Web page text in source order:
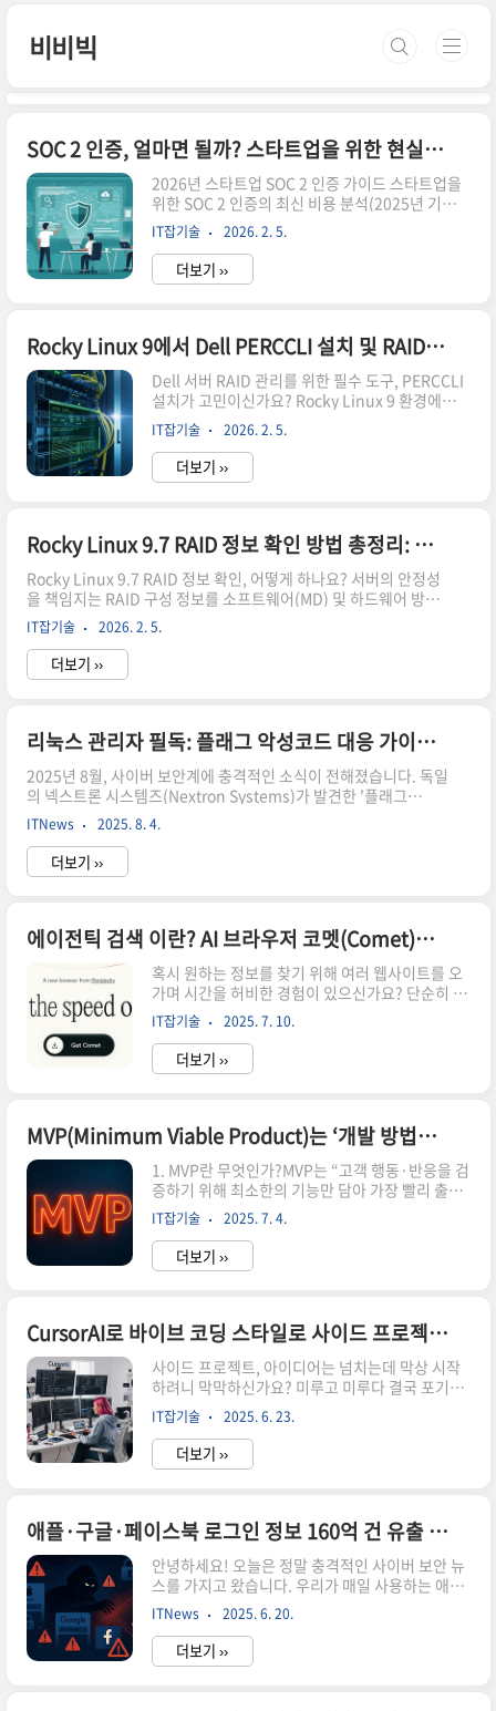
비비빅
SOC 2 인증, 얼마면 될까? 스타트업을 위한 현실적인 비용 가이드
2026년 스타트업 SOC 2 인증 가이드 스타트업을
위한 SOC 2 인증의 최신 비용 분석(2025년 기준)
부터 Type 1과 Type 2의 차이, 그리고 단계별 준
비 절차까지! 복잡한 인증 과정을 명쾌하게 정리해
드립니다. 비용은 아끼고 신뢰는 높이는 전략을 확
인하세요! "엔터프라이즈 고객사가 SOC 2 리포트
겪는 현실적인 고민입니다. SOC 2 인증은 이제 단
순한 보안 옵션이 아니라, B2B 비즈니스의 필수 생
존 요건이 되어가고 있죠. 하지만 수천만 원에 달하
는 비용과 복잡한 절차 때문에 망설여지는 것도 사
실이에요. 이 글에서는 2025년 최신 데이터를 바탕
으로 스타트업에 최적화된 인증 비용과 효율적인
절..
IT잡기술 2026. 2. 5.
더보기 ››
Rocky Linux 9에서 Dell PERCCLI 설치 및 RAID 상태 완벽 확인법
Dell 서버 RAID 관리를 위한 필수 도구, PERCCLI
설치가 고민이신가요? Rocky Linux 9 환경에서
최신 PERCCLI를 설치하고 RAID 구성을 완벽하게
확인하는 방법을 상세히 정리해 드립니다.서버를
운영하다 보면 OS 상에서 하드웨어 RAID 상태를
급하게 확인해야 할 때가 참 많죠. 저도 처음에는 바
되더라고요! 특히 최신 Rocky Linux 9.7 환경에서
도 아주 안정적으로 작동하니 걱정 마세요. 이번 글
을 통해 설치부터 실전 명령어까지 한 번에 마스터
해 보시죠! 😊 PERCCLI 다운로드 및 준비 🤔
PERCCLI는 Dell PowerEdge 서버의 RAID 컨트
롤러를 명령줄..
IT잡기술 2026. 2. 5.
더보기 ››
Rocky Linux 9.7 RAID 정보 확인 방법 총정리: 소프트웨어 및 하드웨어 방식
Rocky Linux 9.7 RAID 정보 확인, 어떻게 하나요? 서버의 안정성
을 책임지는 RAID 구성 정보를 소프트웨어(MD) 및 하드웨어 방식
별로 완벽하게 확인하는 명령어를 정리해 드립니다. 서버 장애에 대
비한 필수 체크리스트를 확인해 보세요!솔직히 서버 관리하면서 가
장 식은땀이 나는 순간은 언제일까요? 제 생각엔 아무런 예고 없이
디스크에 불이 들어오거나, 레이드(RAID) 상태가 불안정하다는 로
생했던 기억이 있거든요.안정적인 서비스를 위해 사용되는 Rocky
Linux 9.7에서 RAID 정보를 확인하는 방법은 크게 소프트웨어 방
식(MD RAID)과 하드웨어..
IT잡기술 2026. 2. 5.
더보기 ››
리눅스 관리자 필독: 플래그 악성코드 대응 가이드 2025
2025년 8월, 사이버 보안계에 충격적인 소식이 전해졌습니다. 독일
의 넥스트론 시스템즈(Nextron Systems)가 발견한 '플래그
(Plague)' 악성코드가 66개의 모든 백신 프로그램을 우회하며 리
눅스 서버를 침투하고 있다는 것입니다. 더욱 놀라운 사실은 이 악
성코드가 2024년 7월부터 바이러스토탈에 올라와 있었지만, 1년
간 단 한 번도 탐지되지 않았다는 점입니다. 리눅스 관리자라면 누
자플래그 악성코드는 PAM(Pluggable Authentication
Modules) 백도어로 작동합니다. PAM은 리눅스 시스템에서 인증
을 담당하는 핵심 모듈인데, 플래그는 정상..
ITNews 2025. 8. 4.
더보기 ››
에이전틱 검색 이란? AI 브라우저 코멧(Comet)이 가져올 변화들
혹시 원하는 정보를 찾기 위해 여러 웹사이트를 오
가며 시간을 허비한 경험이 있으신가요? 단순히 링
크를 나열하는 기존 검색 방식에 아쉬움을 느꼈다
면, 이제 새로운 패러다임에 주목할 때입니다. 바로
‘에이전틱 검색(Agentic Search)’이라는 개념입
니다. 그리고 이 혁신적인 기술을 전면에 내세운 AI
무엇이며, 코멧 브라우저가 우리의 인터넷 경험을
어떻게 근본적으로 바꿀 것인지에 대해 깊이 있게
탐구해 보겠습니다.단순 정보 나열을 넘어, ‘실
행’하는 검색의 시대지금까지 우리가 사용해온 검
색 엔진은 ‘정보 검색(Information Retrieval)’에
초점을 맞추고 있었습니다. 사용자가 키..
IT잡기술 2025. 7. 10.
더보기 ››
MVP(Minimum Viable Product)는 ‘개발 방법론’이 아니다
1. MVP란 무엇인가?MVP는 “고객 행동·반응을 검
증하기 위해 최소한의 기능만 담아 가장 빨리 출시
한 제품”이다. 에릭 리스(Eric Ries)는 이를 “고객
에 대한 최대한의 학습을 최소 노력으로 얻을 수 있
는 제품”이라고 정의했다.2. MVP의 태생: Lean
Startup 사고방식Lean Startup 모델은 Build →
“Build 1회차 산출물”이다. MVP를 통해 얻은 정
량·정성 데이터가 다음 반복의 방향키가 된다.3.
왜 ‘개발 방법론’이 아닌가?구분핵심 초점출력물대
표 예시Agile / Scrum개발 프로세스 및 팀 협업 방
식스프린트마다 완성된 기능스프린트 백로그, 데
일리 스탠드업Wate..
IT잡기술 2025. 7. 4.
더보기 ››
CursorAI로 바이브 코딩 스타일로 사이드 프로젝트 초고속 완성! 개발 생산성 높이는 3단계 가이드
사이드 프로젝트, 아이디어는 넘치는데 막상 시작
하려니 막막하신가요? 미루고 미루다 결국 포기하
게 되는 경험, 다들 있으실 텐데요. 마이크로소프트
엔지니어 Zohaib Rauf는 CursorAI와 LLM을 활
용해 수많은 사이드 프로젝트를 성공적으로 만들어
냈다고 합니다! 오늘은 그가 전수하는 CursorAI로
핵심!"좋은 시작이 반이다"라는 말처럼, 프로젝트
의 성공은 명확하고 구체적인 스펙에서 시작됩니
다.GPT로 아이디어 구체화: 만들고 싶은 애플리케
이션의 큰 그림을 GPT에게 설명하고, 필요한 기능,
사용자 경험(UX/UI) 등을 구체화해 보세요.상세 기
술 명세서 작성: 충분한 아이디어가 모였다면, "다
른..
IT잡기술 2025. 6. 23.
더보기 ››
애플·구글·페이스북 로그인 정보 160억 건 유출 사건 발생
안녕하세요! 오늘은 정말 충격적인 사이버 보안 뉴
스를 가지고 왔습니다. 우리가 매일 사용하는 애플,
구글, 페이스북 등 주요 플랫폼의 로그인 정보가
160억 건이나 유출되었다는 소식인데요. 개발자로
서, 그리고 이런 서비스들을 매일 사용하는 일반인
으로서 정말 심각하게 받아들여야 할 사건입니다.
ITNews 2025. 6. 20.
더보기 ››